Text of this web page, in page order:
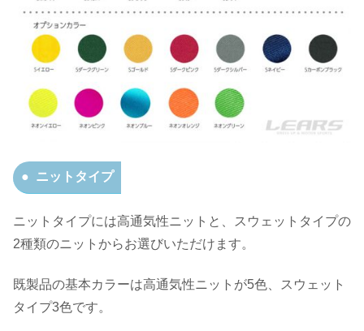
ニットタイプ
ニットタイプには高通気性ニットと、スウェットタイプの
2種類のニットからお選びいただけます。
既製品の基本カラーは高通気性ニットが5色、スウェット
タイプ3色です。